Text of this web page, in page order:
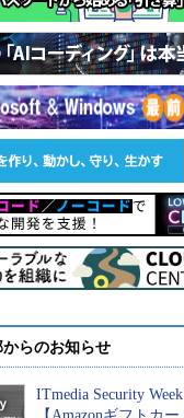
らのお知らせ
ITmedia Security